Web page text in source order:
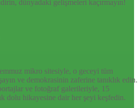
dünyadaki gelişmeleri kaçırmayın!
mikro sitesiyle, o geceyi tüm
ve demokrasinin zaferine tanıklık edin.
ve fotoğraf galerileriyle, 15
dolu hikayesine dair her şeyi keşfedin.